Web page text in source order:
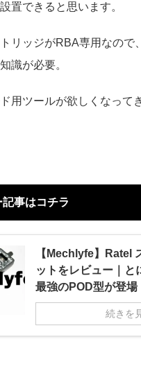
置できると思います。
リッジがRBA専用なので
識が必要。
用ツールが欲しくなって
記事はコチラ
【Mechlyfe】Ratel
ットをレビュー｜と
最強のPOD型が登場
続きを